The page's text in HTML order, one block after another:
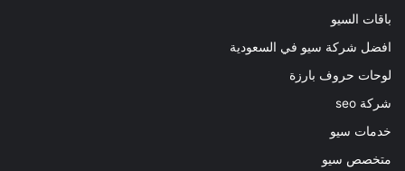
باقات السيو
افضل شركة سيو في السعودية
لوحات حروف بارزة
شركة seo
خدمات سيو
متخصص سيو